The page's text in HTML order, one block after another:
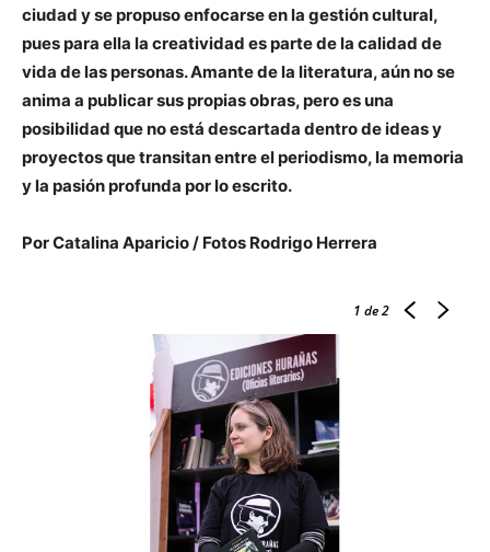
ciudad y se propuso enfocarse en la gestión cultural,
pues para ella la creatividad es parte de la calidad de
vida de las personas. Amante de la literatura, aún no se
anima a publicar sus propias obras, pero es una
posibilidad que no está descartada dentro de ideas y
proyectos que transitan entre el periodismo, la memoria
y la pasión profunda por lo escrito.
Por Catalina Aparicio / Fotos Rodrigo Herrera
1 de 2